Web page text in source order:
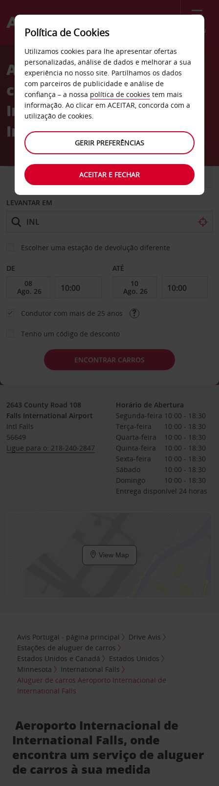
Menu
Welcome
AvisAluguer de
carros Aeroporto
Internacional de
International Falls
COMERCIAIS
LEVANTAR EM
Escolher uma estação de devolução diferente
DE ATÉ
Condutor com mais de 25 anos
Tenho um código de desconto
ENCONTRAR CARROS
2643 County Road 108
Falls International Airport
Intl Falls
56649
Ligue para o: 218-240-2847
Horário de Abertura
Segunda-feira 10:00 - 18:30
Terça-feira
10:00 - 18:30
Quarta-feira
10:00 - 18:30
Quinta-feira
10:00 - 18:30
Sexta-feira
10:00 - 18:30
Sábado
10:00 - 18:30
Domingo
10:00 - 18:30
Entrega disponível 24 horas
View Map
Avis Portugal - página principal
Drive Avis
Estações de aluguer de carros
Estados Unidos e Canadá
Estados Unidos
Minnesota
International Falls
Aluguer de carros Aeroporto Internacional de
International Falls
Aeroporto Internacional de
International Falls, onde
encontra um serviço de aluguer
de carros à sua medida
Política de Cookies
Utilizamos cookies para lhe apresentar ofertas
personalizadas, análise de dados e melhorar a sua
experiência no nosso site. Partilhamos os dados
com parceiros de publicidade e análise de
confiança – a nossa política de cookies tem mais
informação. Ao clicar em ACEITAR, concorda com a
utilização de cookies.
GERIR PREFERÊNCIAS
ACEITAR E FECHAR